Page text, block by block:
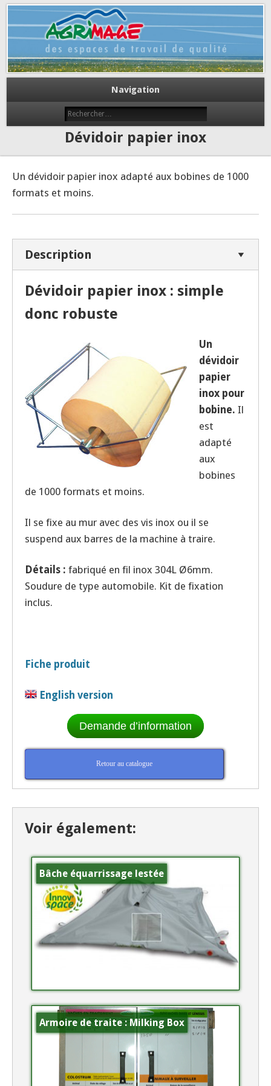
Agrimage
Des espaces de travail de qualité
Navigation
Dévidoir papier inox
Un dévidoir papier inox adapté aux bobines de 1000
formats et moins.
Description
Dévidoir papier inox : simple
donc robuste
Un
dévidoir
papier
inox pour
bobine. Il
est
adapté
aux
bobines
de 1000 formats et moins.
Il se fixe au mur avec des vis inox ou il se
suspend aux barres de la machine à traire.
Détails : fabriqué en fil inox 304L Ø6mm.
Soudure de type automobile. Kit de fixation
inclus.
Fiche produit
English version
Demande d’information
Retour au catalogue
Voir également:
Bâche équarrissage lestée
Armoire de traite : Milking Box